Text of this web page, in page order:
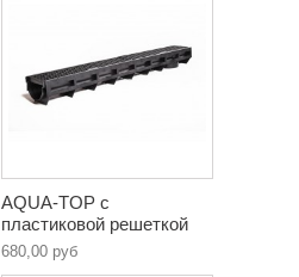
AQUA-TOP c
пластиковой решеткой
680,00 руб